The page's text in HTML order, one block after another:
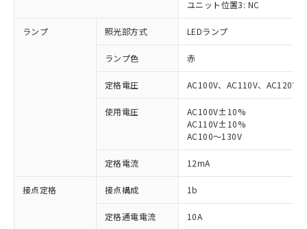
ユニット位置3: NC
ランプ 照光部方式 LEDランプ
ランプ色 赤
定格電圧 AC100V、AC110V、AC120V
使用電圧
AC100V±10%
AC110V±10%
AC100～130V
定格電流 12mA
接点定格 接点構成 1b
定格通電電流 10A
ご利用条件
対応済み：EU RoHS指令（10物質）の
非含有に対応した製品が提供可能な商品で
す。
対応予定：EU RoHS指令（10物質）の非含
有に対応した製品に切り替える予定のある